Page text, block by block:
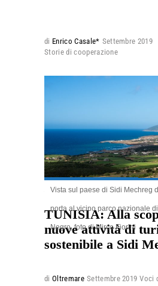
di Enrico Casale* Settembre 2019
Storie di cooperazione
4.84k
Vista sul paese di Sidi Mechreg
porta al vicino parco nazionale
Negro, foto di Mirco Fiorini
TUNISIA: Alla
nuove attività di
sostenibile a Sidi
di Oltremare Settembre 2019 Voci